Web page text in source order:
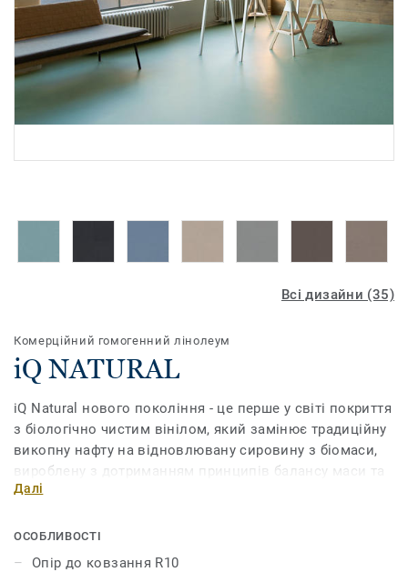
Всі дизайни (35)
Комерційний гомогенний лінолеум
iQ NATURAL
iQ Natural нового покоління - це перше у світі покриття
з біологічно чистим вінілом, який замінює традиційну
викопну нафту на відновлювану сировину з біомаси,
вироблену з дотриманням принципів балансу маси та
сертифіковану незалежними аудиторами.
Таким чином, колекція iQ Natural пропонує
Далі
ОСОБЛИВОСТІ
Опір до ковзання R10